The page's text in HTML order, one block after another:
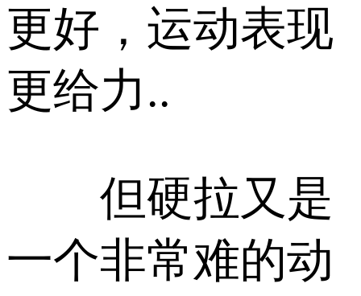
更好，运动表现
更给力..
但硬拉又是
一个非常难的动